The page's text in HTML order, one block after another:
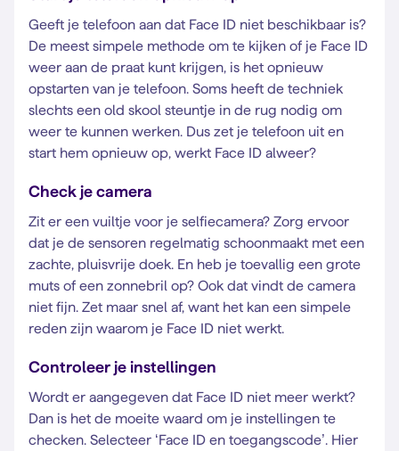
Geeft je telefoon aan dat Face ID niet beschikbaar is?
De meest simpele methode om te kijken of je Face ID
weer aan de praat kunt krijgen, is het opnieuw
opstarten van je telefoon. Soms heeft de techniek
slechts een old skool steuntje in de rug nodig om
weer te kunnen werken. Dus zet je telefoon uit en
start hem opnieuw op, werkt Face ID alweer?
Check je camera
Zit er een vuiltje voor je selfiecamera? Zorg ervoor
dat je de sensoren regelmatig schoonmaakt met een
zachte, pluisvrije doek. En heb je toevallig een grote
muts of een zonnebril op? Ook dat vindt de camera
niet fijn. Zet maar snel af, want het kan een simpele
reden zijn waarom je Face ID niet werkt.
Controleer je instellingen
Wordt er aangegeven dat Face ID niet meer werkt?
Dan is het de moeite waard om je instellingen te
checken. Selecteer ‘Face ID en toegangscode’. Hier